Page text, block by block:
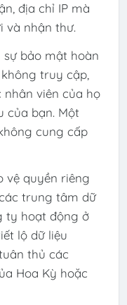
địa chỉ IP mà
và nhận thư.
bảo mật hoàn
truy cập,
viên của họ
của bạn. Một
cung cấp
vệ quyền riêng
trung tâm dữ
ty hoạt động ở
lộ dữ liệu
thủ các
Hoa Kỳ hoặc